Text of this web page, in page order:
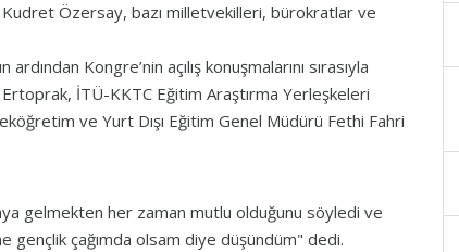
Kudret Özersay, bazı milletvekilleri, bürokratlar ve
ardından Kongre’nin açılış konuşmalarını sırasıyla
Ertoprak, İTÜ-KKTC Eğitim Araştırma Yerleşkeleri
ve Yurt Dışı Eğitim Genel Müdürü Fethi Fahri
gelmekten her zaman mutlu olduğunu söyledi ve
gençlik çağımda olsam diye düşündüm" dedi.